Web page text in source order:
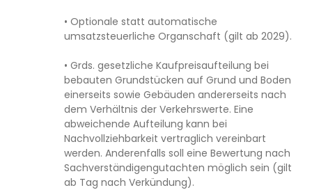
• Optionale statt automatische
umsatzsteuerliche Organschaft (gilt ab 2029).
• Grds. gesetzliche Kaufpreisaufteilung bei
bebauten Grundstücken auf Grund und Boden
einerseits sowie Gebäuden andererseits nach
dem Verhältnis der Verkehrswerte. Eine
abweichende Aufteilung kann bei
Nachvollziehbarkeit vertraglich vereinbart
werden. Anderenfalls soll eine Bewertung nach
Sachverständigengutachten möglich sein (gilt
ab Tag nach Verkündung).